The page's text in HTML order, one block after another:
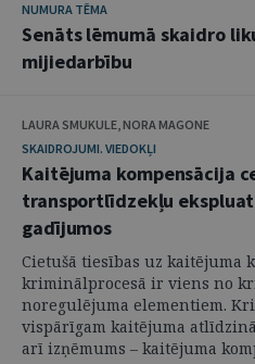
NUMURA TĒMA
Senāts lēmumā skaidro
mijiedarbību
LAURA SMUKULE, NORA MAGONE
SKAIDROJUMI. VIEDOKĻI
Kaitējuma kompensācija
transportlīdzekļu
gadījumos
Cietušā tiesības uz kaitējuma
kriminālprocesā ir viens no
noregulējuma elementiem.
vispārīgam kaitējuma
arī izņēmums – kaitējuma